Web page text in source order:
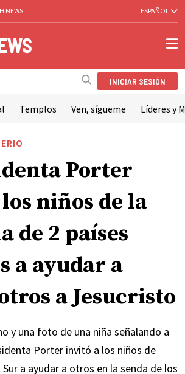
NEWS ESPAÑOL
INICIAR SESIÓN
Templos Ven, sígueme Líderes y
Porter
niños de la
de 2 países
a ayudar a
a Jesucristo
y una foto de una niña señalando a
Porter invitó a los niños de
a ayudar a otros en la senda de los